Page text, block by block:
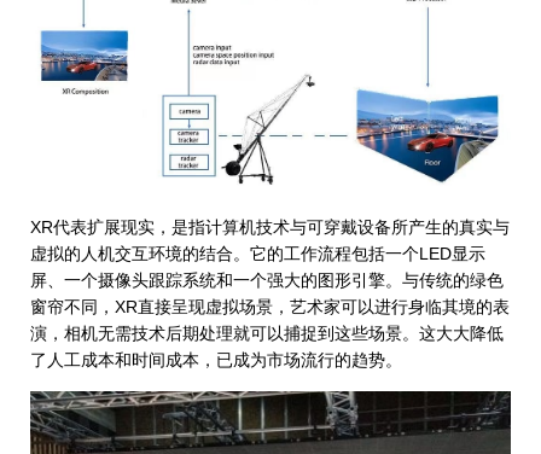
XR代表扩展现实，是指计算机技术与可穿戴设备所产生的真实与
虚拟的人机交互环境的结合。它的工作流程包括一个LED显示
屏、一个摄像头跟踪系统和一个强大的图形引擎。与传统的绿色
窗帘不同，XR直接呈现虚拟场景，艺术家可以进行身临其境的表
演，相机无需技术后期处理就可以捕捉到这些场景。这大大降低
了人工成本和时间成本，已成为市场流行的趋势。